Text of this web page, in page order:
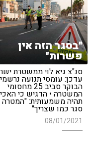
"בסגר הזה אין
פשרות"
סנ"צ גיא לוי ממשטרת
עדכן: עומסי תנועה
הבוקר סביב 25 מחסומי
המשטרה • הדגיש כי
תהיה משמעותית: "המטרה
סגר כמו שצריך"
08/01/2021